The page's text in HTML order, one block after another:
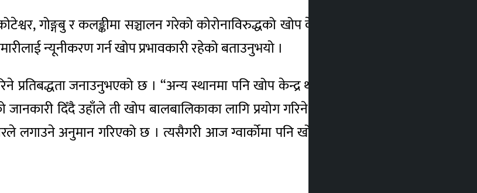
गोङ्गबु र कलङ्कीमा सञ्चालन गरेको कोरोनाविरुद्धको खोप केन्द्रमध्ये कोटेश्वर र बल्खुको
न्यूनीकरण गर्न खोप प्रभावकारी रहेको बताउनुभयो ।
प्रतिबद्धता जनाउनुभएको छ । “अन्य स्थानमा पनि खोप केन्द्र थप गर्दैर्छौँ”, उहाँले भन्नुभयो ।
दिँदै उहाँले ती खोप बालबालिकाका लागि प्रयोग गरिने उल्लेख गर्नुभयो । मङ्गलबार
लगाउने अनुमान गरिएको छ । त्यसैगरी आज ग्वार्कोमा पनि खोप केन्द्र थप गरिएको छ । –